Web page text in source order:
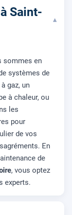
Saint-
▾
sommes en
systèmes de
gaz, un
à chaleur, ou
les
pour
de vos
En
de
, vous optez
experts.